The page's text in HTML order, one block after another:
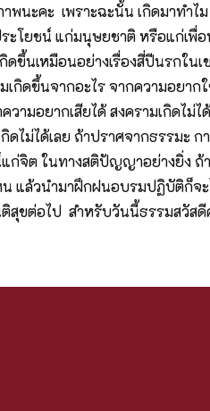
นะคะ เพราะฉะนั้น เกิดมาทำไม
ระโยชน์ แก่มนุษยชาติ หรือแก่เพื่
ดขึ้นเหมือนอย่างเรื่องสี่ปีนรกใน
เกิดขึ้นจากอะไร จากความอยาก
วามอยากเสียได้ สงครามเกิดไม่
ดไม่ได้เลย ถ้าปราศจากธรรมะ ก
ก่จิต ในทางสติปัญญาอย่างยิ่ง ถ้า
แล้วนำมาฝึกฝนอบรมปฏิบัติก็จ
สุขต่อไป สำหรับวันนี้ธรรมสวัสดี